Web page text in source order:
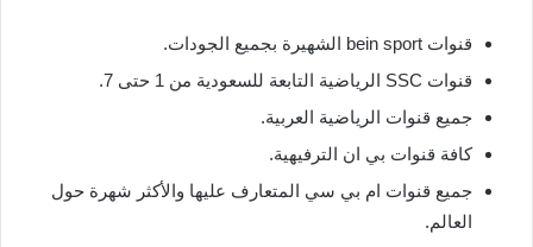
قنوات bein sport الشهيرة بجميع الجودات.
قنوات SSC الرياضية التابعة للسعودية من 1 حتى 7.
جميع قنوات الرياضية العربية.
كافة قنوات بي ان الترفيهية.
جميع قنوات ام بي سي المتعارف عليها والأكثر شهرة حول
العالم.